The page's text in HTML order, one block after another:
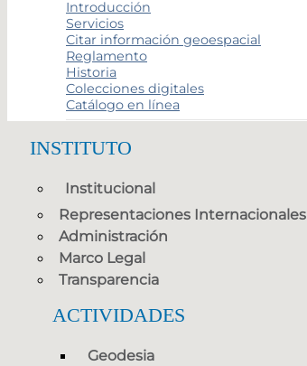
Introducción
Servicios
Citar información geoespacial
Reglamento
Historia
Colecciones digitales
Catálogo en línea
INSTITUTO
Institucional
Representaciones Internacionales
Administración
Marco Legal
Transparencia
ACTIVIDADES
Geodesia